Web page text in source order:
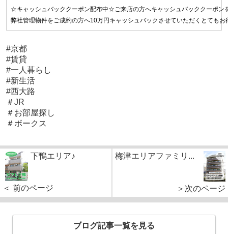
☆キャッシュバッククーポン配布中☆ご来店の方へキャッシュバッククーポン
弊社管理物件をご成約の方へ10万円キャッシュバックさせていただくとてもお
#京都
#賃貸
#一人暮らし
#新生活
#西大路
＃JR
＃お部屋探し
＃ボークス
下鴨エリア♪
＜ 前のページ
梅津エリアファミリ...
＞次のページ
ブログ記事一覧を見る